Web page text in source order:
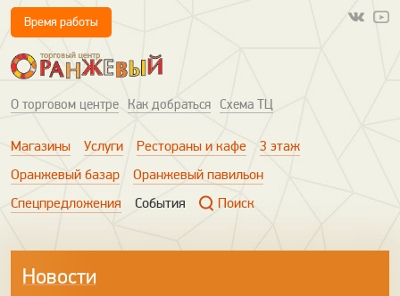
О торговом центре Как добраться Схема ТЦ
Время работы
Магазины Услуги Рестораны и кафе
3 этаж
Оранжевый базар
Оранжевый павильон
Спецпредложения
События Поиск
Новости